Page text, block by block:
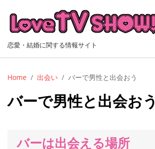
content
恋愛・結婚に関する情報サイト
検
索:
Home 出会い バーで男性と出会おう
バーで男性と出会おう
バーは出会える場所